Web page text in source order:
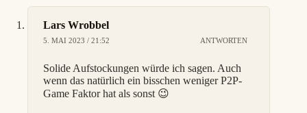
Lars Wrobbel
5. MAI 2023 / 21:52 ANTWORTEN
Solide Aufstockungen würde ich sagen. Auch
wenn das natürlich ein bisschen weniger P2P-
Game Faktor hat als sonst 😉